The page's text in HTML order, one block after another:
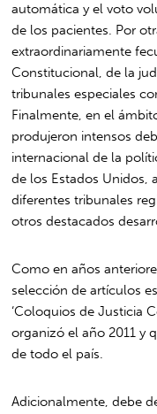
automática y el voto
de los pacientes. Por
extraordinariamente
Constitucional, de la
tribunales especiales
Finalmente, en el
produjeron intensos
internacional de la
de los Estados Unidos,
diferentes tribunales
otros destacados
Como en años
selección de artículos
‘Coloquios de Justicia
organizó el año 2011 y
de todo el país.
Adicionalmente, debe